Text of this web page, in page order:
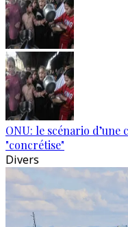
ONU: le scénario d’une
"concrétise"
Divers